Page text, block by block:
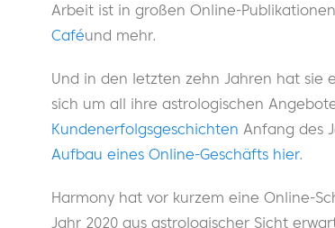
Arbeit ist in großen Online-
Caféund mehr.
Und in den letzten zehn Jahren hat sie
sich um all ihre astrologischen
Kundenerfolgsgeschichten Anfang des
Aufbau eines Online-Geschäfts hier.
Harmony hat vor kurzem eine Online-
Jahr 2020 aus astrologischer Sicht